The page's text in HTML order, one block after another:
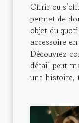
Offrir ou
permet de
objet du
accessoire
Découvrez
détail peut
une histoire,